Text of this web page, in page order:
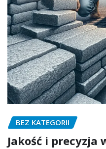
BEZ KATEGORII
Jakość i precyzja